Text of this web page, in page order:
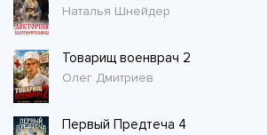
Наталья Шнейдер
Товарищ военврач 2
Олег Дмитриев
Первый Предтеча 4